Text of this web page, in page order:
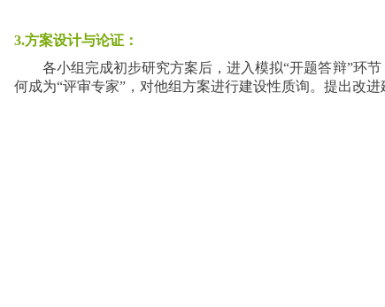
3.方案设计与论证：
各小组完成初步研究方案后，进入模拟“开题答辩”环
何成为“评审专家”，对他组方案进行建设性质询。提出改